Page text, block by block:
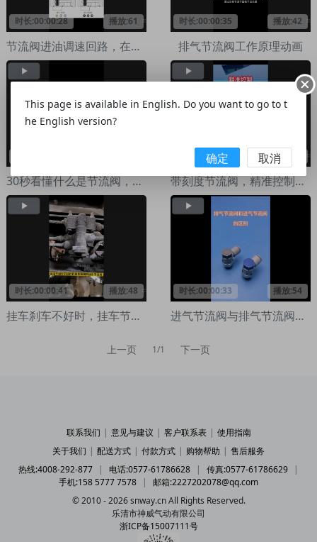
时长:00:00:28 播放:61
节流阀进油调速回路，在负载力一定情况下，开口越大速度越快
时长:00:00:35 播放:42
排气节流阀工作原理动画
30秒看懂什么是节流阀，节流阀组合方式
时长:00:00:26 播放:44
带刻度节流阀，精准控制流量，可视化刻度盘
时长:00:00:41 播放:48
挂车刹车不好时，挂车节流阀该如何调节？
时长:00:00:33 播放:54
进气节流阀与排气节流阀的区别
上一页 1/1 下一页
联系我们 | 意见与建议 | 客户联系表 | 使用指南
关于我们 | 配送方式 | 付款方式 | 购物帮助 | 售后服务
热线:4008-292-877
| 电话:0577-61786628 | 传真:0577-61786629
|
手机:158 5777 7578
|
邮箱:2227202078@qq.com
© 2010 - 2026 snway.cn All Rights Reserved.
乐清市神威气动有限公司
浙ICP备15007111号
This page is available in English. Do you want to go to t
he English version?
确定 取消